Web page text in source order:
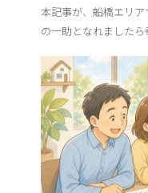
本記事が、船橋エリ
の一助となれましたら